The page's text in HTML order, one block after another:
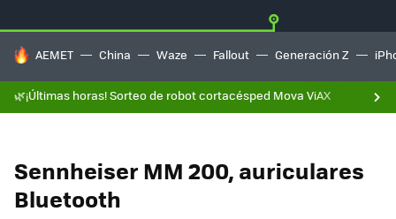
HOY SE HABLA DE
AEMET China Waze Fallout Generación Z
🌿¡Últimas horas! Sorteo de robot cortacésped Mova ViAX
Sennheiser MM 200, auriculares
Bluetooth